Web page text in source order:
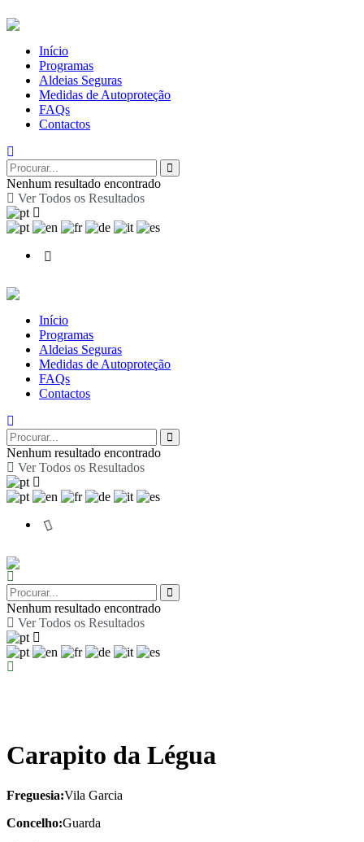
Início
Programas
Aldeias Seguras
Medidas de Autoproteção
FAQs
Contactos
Nenhum resultado encontrado
Ver Todos os Resultados
Início
Programas
Aldeias Seguras
Medidas de Autoproteção
FAQs
Contactos
Nenhum resultado encontrado
Ver Todos os Resultados
Nenhum resultado encontrado
Ver Todos os Resultados
Carapito da Légua
Freguesia:Vila Garcia
Concelho:Guarda